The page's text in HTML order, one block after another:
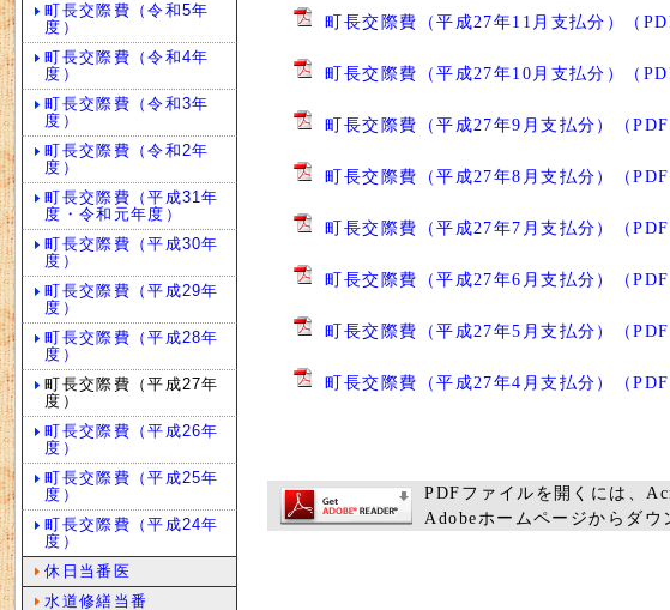
町長交際費（平成27年11月支払分）（
町長交際費（平成27年10月支払分）（
町長交際費（平成27年9月支払分）（PDF
町長交際費（平成27年8月支払分）（PDF
町長交際費（平成27年7月支払分）（PDF
町長交際費（平成27年6月支払分）（PDF
町長交際費（平成27年5月支払分）（PDF
町長交際費（平成27年4月支払分）（PDF
PDFファイルを開くには、
Adobeホームページからダウ
町長交際費（令和5年
度）
町長交際費（令和4年
度）
町長交際費（令和3年
度）
町長交際費（令和2年
度）
町長交際費（平成31年
度・令和元年度）
町長交際費（平成30年
度）
町長交際費（平成29年
度）
町長交際費（平成28年
度）
町長交際費（平成27年
度）
町長交際費（平成26年
度）
町長交際費（平成25年
度）
町長交際費（平成24年
度）
休日当番医
水道修繕当番